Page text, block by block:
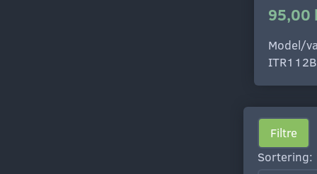
95,00
Model/
Filtre
Sortering: